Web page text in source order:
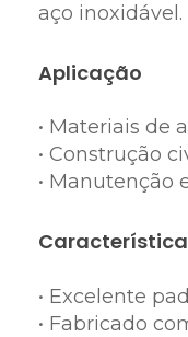
aço inoxidável.
Aplicação
• Materiais de
• Construção
• Manutenção
• Excelente
• Fabricado